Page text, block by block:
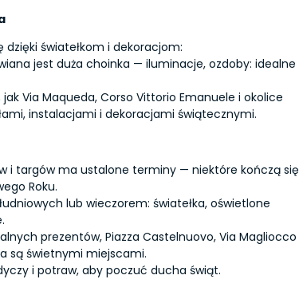
dzięki światełkom i dekoracjom:
jest duża choinka — iluminacje, ozdoby: idealne
Via Maqueda, Corso Vittorio Emanuele i okolice
instalacjami i dekoracjami świątecznymi.
i targów ma ustalone terminy — niektóre kończą się
Roku.
lub wieczorem: światełka, oświetlone
prezentów, Piazza Castelnuovo, Via Magliocco
są świetnymi miejscami.
i potraw, aby poczuć ducha świąt.